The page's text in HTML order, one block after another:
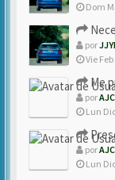
Dom
por
Vie
Me
por
Lun
por
Lun